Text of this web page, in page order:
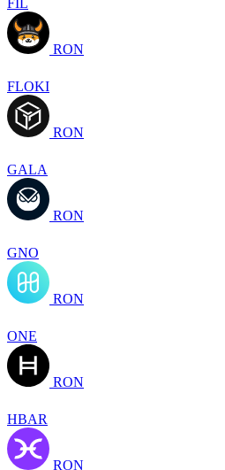
RON
FLOKI
RON
GALA
RON
GNO
RON
ONE
RON
HBAR
RON